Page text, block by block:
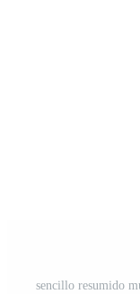
sencillo resumido